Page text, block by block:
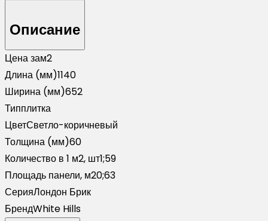
Описание
Цена зам2
Длина (мм)1140
Ширина (мм)652
Типплитка
ЦветСветло-коричневый
Толщина (мм)60
Количество в 1 м2, шт1;59
Площадь панели, м20;63
СерияЛондон Брик
БрендWhite Hills